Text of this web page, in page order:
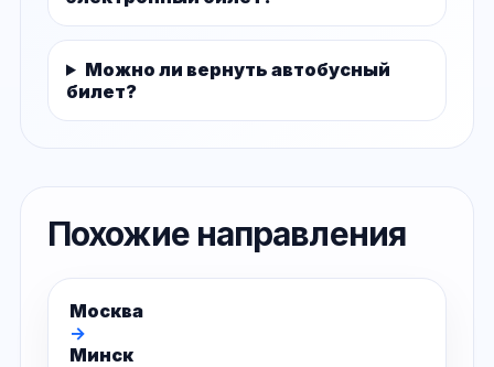
Можно ли вернуть автобусный
билет?
Похожие направления
Москва
→
Минск